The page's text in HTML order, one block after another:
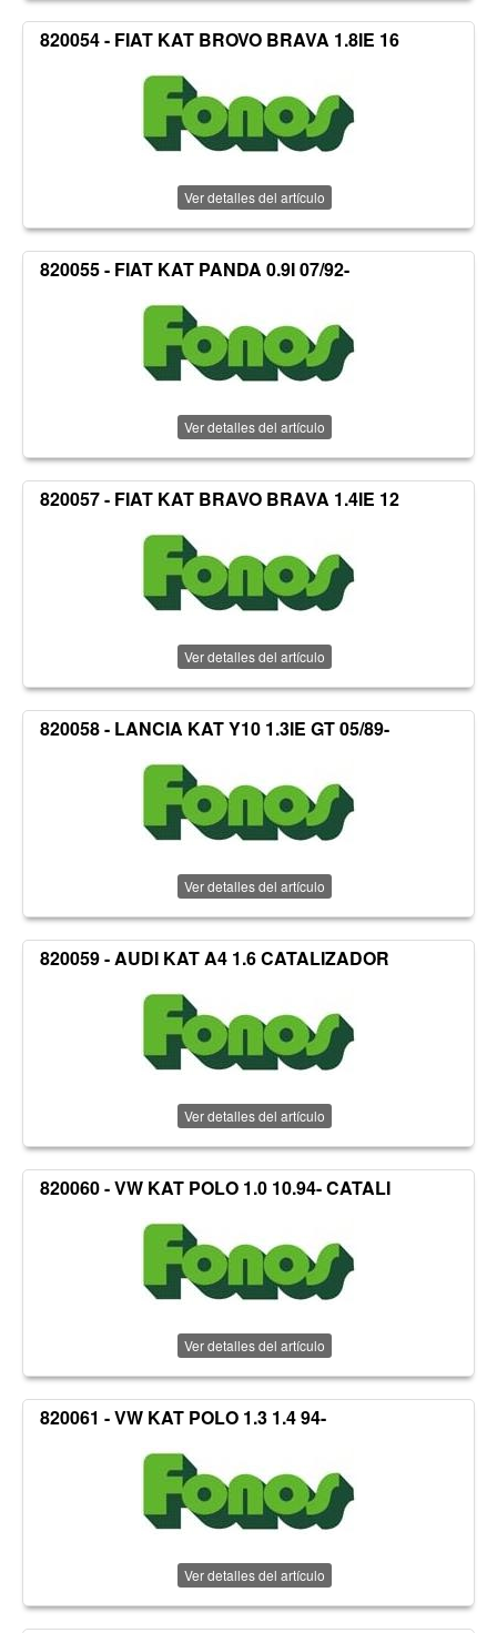
820054 - FIAT KAT BROVO BRAVA 1.8IE 16
Ver detalles del artículo
820055 - FIAT KAT PANDA 0.9I 07/92-
Ver detalles del artículo
820057 - FIAT KAT BRAVO BRAVA 1.4IE 12
Ver detalles del artículo
820058 - LANCIA KAT Y10 1.3IE GT 05/89-
Ver detalles del artículo
820059 - AUDI KAT A4 1.6 CATALIZADOR
Ver detalles del artículo
820060 - VW KAT POLO 1.0 10.94- CATALI
Ver detalles del artículo
820061 - VW KAT POLO 1.3 1.4 94-
Ver detalles del artículo